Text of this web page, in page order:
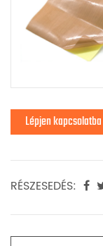
Az
mm széles is
RÉSZESEDÉS: